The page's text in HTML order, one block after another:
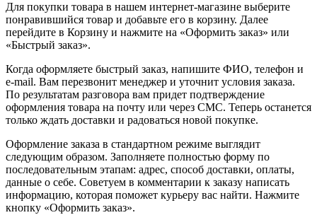
Для покупки товара в нашем интернет-магазине выберите
понравившийся товар и добавьте его в корзину. Далее
перейдите в Корзину и нажмите на «Оформить заказ» или
«Быстрый заказ».
Когда оформляете быстрый заказ, напишите ФИО, телефон и
e-mail. Вам перезвонит менеджер и уточнит условия заказа.
По результатам разговора вам придет подтверждение
оформления товара на почту или через СМС. Теперь останется
только ждать доставки и радоваться новой покупке.
Оформление заказа в стандартном режиме выглядит
следующим образом. Заполняете полностью форму по
последовательным этапам: адрес, способ доставки, оплаты,
данные о себе. Советуем в комментарии к заказу написать
информацию, которая поможет курьеру вас найти. Нажмите
кнопку «Оформить заказ».